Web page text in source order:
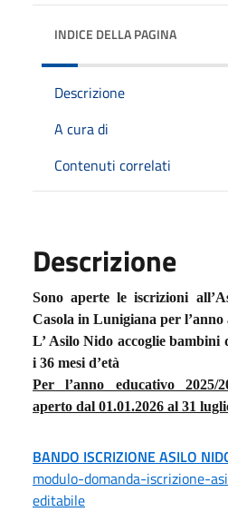
INDICE DELLA PAGINA
Descrizione
A cura di
Contenuti correlati
Descrizione
Sono aperte le iscrizioni
Casola in Lunigiana per l’anno
L’ Asilo Nido accoglie bambini
i 36 mesi d’età
Per l’anno educativo 2025/
aperto dal 01.01.2026 al 31
BANDO ISCRIZIONE ASILO
modulo-domanda-iscrizione-
editabile